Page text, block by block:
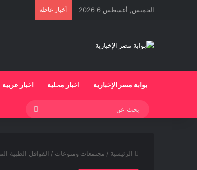
الخميس, أغسطس 6 2026 أخبار عاجلة
بوابة مصر الإخبارية اخبار محلية اخبار عربية
الرئيسية / مجتمعات ومنوعات / القوافل الطبية